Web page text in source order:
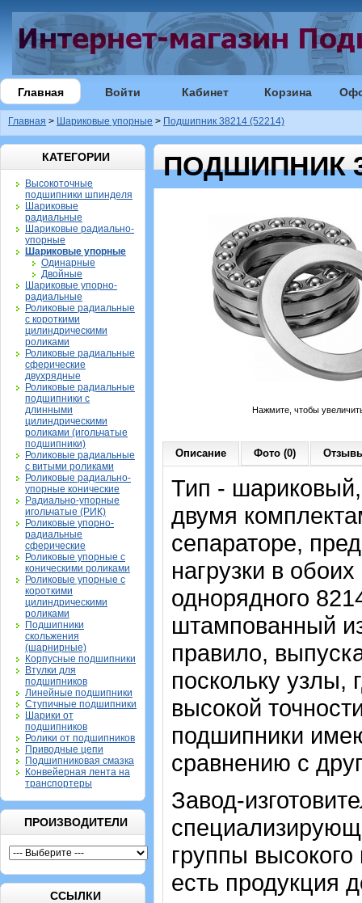
Главная Войти Кабинет Корзина
Главная > Шариковые упорные > Подшипник 38214 (52214)
КАТЕГОРИИ
Высокоточные
подшипники шпинделя
Шариковые
радиальные
Шариковые радиально-
упорные
Шариковые упорные
Одинарные
Двойные
Шариковые упорно-
радиальные
Роликовые радиальные
с короткими
цилиндрическими
роликами
Роликовые радиальные
сферические
двухрядные
Роликовые радиальные
подшипники с
длинными
цилиндрическими
роликами (игольчатые
подшипники)
Роликовые радиальные
с витыми роликами
Роликовые радиально-
упорные конические
Радиально-упорные
игольчатые (РИК)
Роликовые упорно-
радиальные
сферические
Роликовые упорные с
коническими роликами
Роликовые упорные с
короткими
цилиндрическими
роликами
Подшипники
скольжения
(шарнирные)
Корпусные подшипники
Втулки для
подшипников
Линейные подшипники
Ступичные подшипники
Шарики от
подшипников
Ролики от подшипников
Приводные цепи
Подшипниковая смазка
Конвейерная лента на
транспортеры
ПРОИЗВОДИТЕЛИ
ССЫЛКИ
ПОДШИПНИК
Нажмите, чтобы
Описание Фото (0)
Тип -
двумя
сепараторе,
нагрузки в
однорядного
штампованный
правило,
поскольку узлы,
высокой
подшипники
сравнению с
Завод-
группы
есть продукция